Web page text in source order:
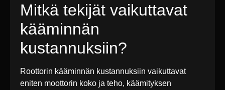
Mitkä tekijät vaikuttavat
kääminnän
kustannuksiin?
Roottorin kääminnän kustannuksiin vaikuttavat
eniten moottorin koko ja teho, käämityksen